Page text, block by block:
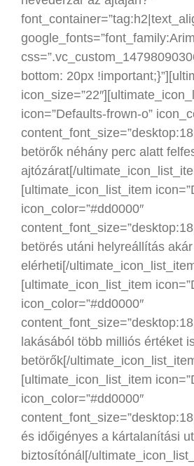
bottom: 20px
icon=”Defaults-frown-o”
betörők néhány perc alatt
ajtózárat[/
[ultimate_icon_list_item
icon_color=”#dd0000″
betörés utáni helyreállítás
elérheti[/
[ultimate_icon_list_item
icon_color=”#dd0000″
lakásából több milliós értéket
betörők[/
[ultimate_icon_list_item
icon_color=”#dd0000″
és időigényes a kártalanítási
biztosítónál[/